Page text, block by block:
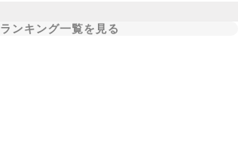
ランキング一覧を見る